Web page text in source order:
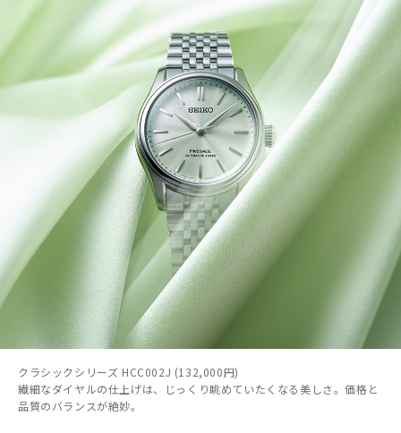
クラシックシリーズ HCC002J (132,000円)
繊細なダイヤルの仕上げは、じっくり眺めていたくなる美しさ。価格と
品質のバランスが絶妙。